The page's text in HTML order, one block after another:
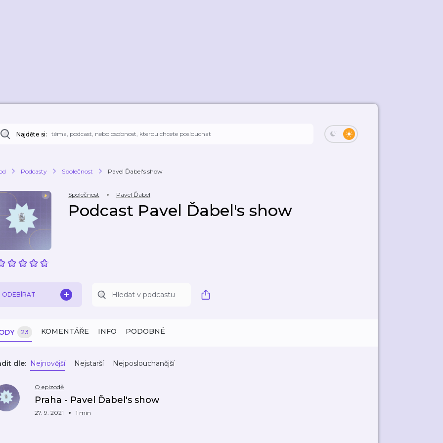
Najděte si:
Podcasty Společnost Pavel Ďabel's show
Společnost Pavel Ďabel
Podcast Pavel Ďabel's show
ODEBÍRAT
23 KOMENTÁŘE INFO PODOBNÉ
dle: Nejnovější Nejstarší Nejposlouchanější
O epizodě
Praha - Pavel Ďabel's show
27. 9. 2021 1 min